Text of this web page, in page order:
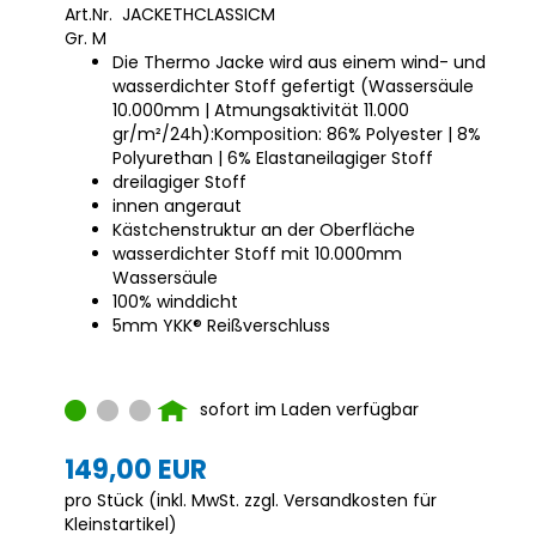
Art.Nr. JACKETHCLASSICM
Gr. M
Die Thermo Jacke wird aus einem wind- und
wasserdichter Stoff gefertigt (Wassersäule
10.000mm | Atmungsaktivität 11.000
gr/m²/24h):Komposition: 86% Polyester | 8%
Polyurethan | 6% Elastaneilagiger Stoff
dreilagiger Stoff
innen angeraut
Kästchenstruktur an der Oberfläche
wasserdichter Stoff mit 10.000mm
Wassersäule
100% winddicht
5mm YKK® Reißverschluss
sofort im Laden verfügbar
149,00 EUR
pro Stück (inkl. MwSt. zzgl. Versandkosten für
Kleinstartikel)